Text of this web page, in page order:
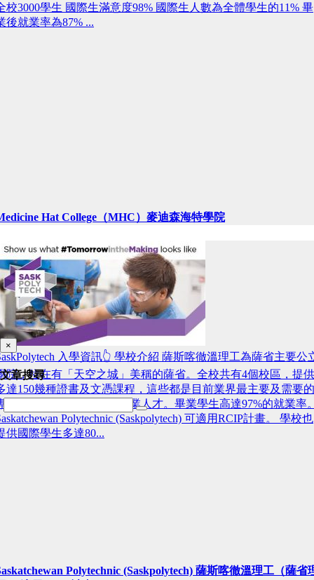
校3000學生 國際生滿意度98% 國際生人數為全體學生的11% 畢
後就業率為87% ...
Hat College（MHC）麥迪森海特學院
入學資訊👆 學校介紹 薩斯喀徹溫理工為薩省主要公
院，位在有「天空之城」美稱的薩省。全校共有4個校區，提供
達150幾種證書及文憑課程，這些都是目前業界最主要及需要的
業，為企業培養所需之專業人才。畢業學生高達97%的就業率
Polytechnic (Saskpolytech) 可適用RCIP計畫。 學校也
供國際學生多達80...
Polytechnic (Saskpolytech) 薩斯喀徹溫理工（薩省
×
文章搜尋